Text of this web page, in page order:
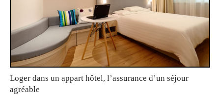
Loger dans un appart hôtel, l’assurance d’un séjour
agréable